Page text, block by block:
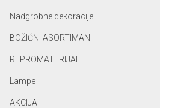
Nadgrobne dekoracije
BOŽIĆNI ASORTIMAN
REPROMATERIJAL
Lampe
AKCIJA